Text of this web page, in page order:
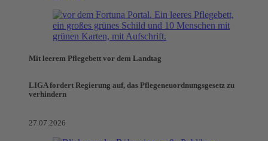
Mit leerem Pflegebett vor dem Landtag
LIGA fordert Regierung auf, das Pflegeneuordnungsgesetz zu
verhindern
27.07.2026